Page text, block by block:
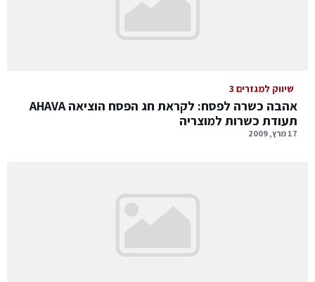
שיווק למגזרים 3
אהבה כשרה לפסח: לקראת חג הפסח הוציאה AHAVA
תעודת כשרות למוצריה
17 מרץ, 2009